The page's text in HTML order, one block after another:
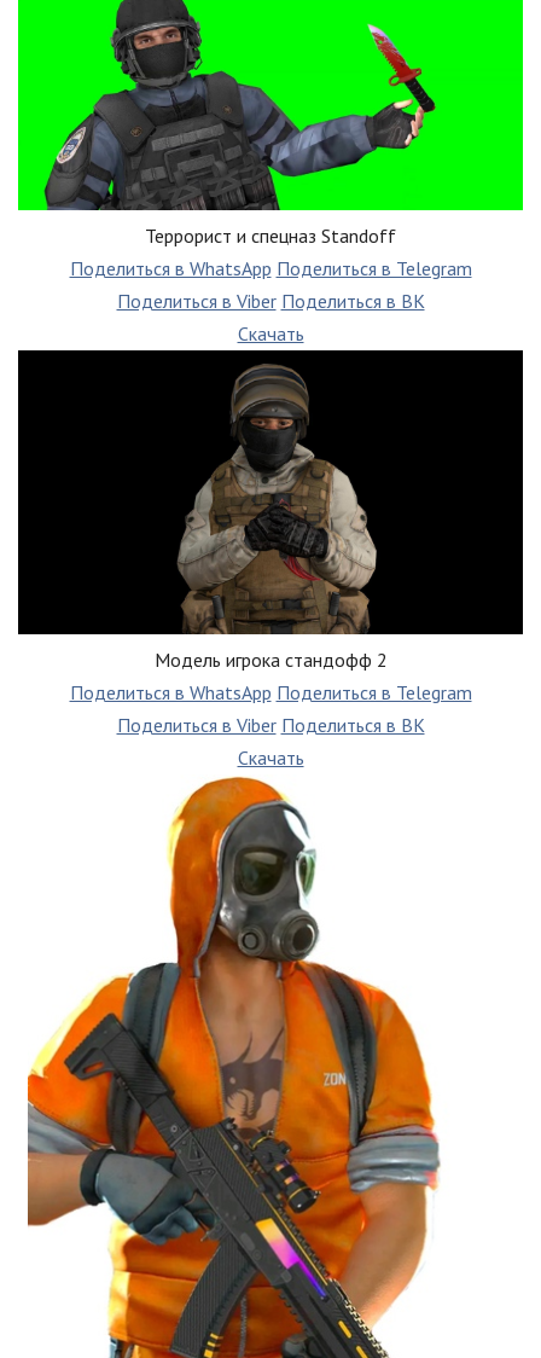
Террорист и спецназ Standoff
Поделиться в WhatsApp Поделиться в Telegram
Поделиться в Viber Поделиться в ВК
Скачать
Модель игрока стандофф 2
Поделиться в WhatsApp Поделиться в Telegram
Поделиться в Viber Поделиться в ВК
Скачать